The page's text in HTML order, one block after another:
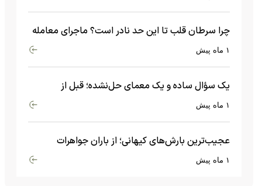
چرا سرطان قلب تا این حد نادر است؟ ماجرای معامله
عجیبی که در بدن اتفاق می‌افتد!۱ ماه پیش
یک سؤال ساده و یک معمای حل‌نشده؛ قبل از
بیگ‌بنگ و آغاز جهان چه چیزی وجود داشت؟۱ ماه پیش
عجیب‌ترین بارش‌های کیهانی؛ از باران جواهرات
گران‌قیمت تا بارش آهن و شیشه۱ ماه پیش